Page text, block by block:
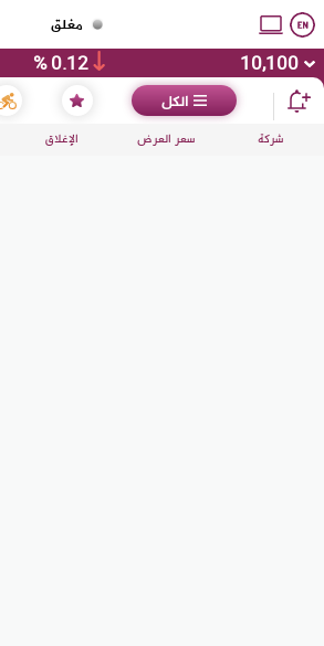
مغلق
10,100
0.12 %
الكل
شركة سعر العرض الإغلاق